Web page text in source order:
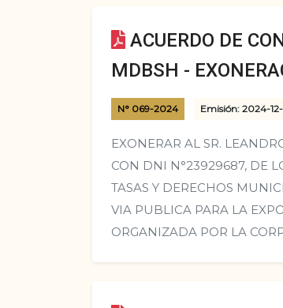
ACUERDO DE
MDBSH -
N° 069-2024 Emisión: 2024-12-
EXONERAR AL SR.
CON DNI N°23929687, DE
TASAS Y DERECHOS
VIA PUBLICA PARA LA
ORGANIZADA POR LA